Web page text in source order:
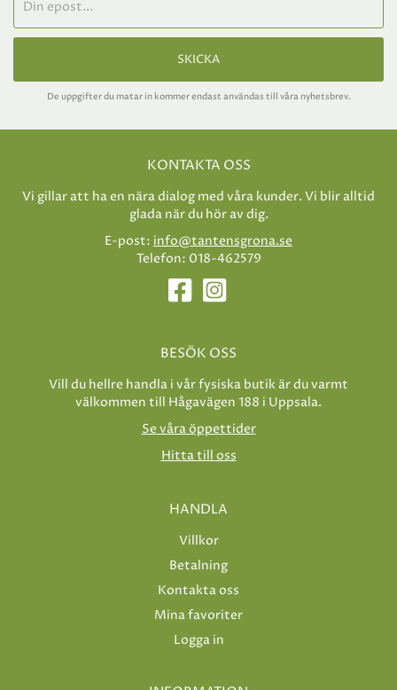
SKICKA
De uppgifter du matar in kommer endast användas till våra nyhetsbrev.
KONTAKTA OSS
Vi gillar att ha en nära dialog med våra kunder. Vi blir alltid
glada när du hör av dig.
E-post: info@tantensgrona.se
Telefon: 018-462579
BESÖK OSS
Vill du hellre handla i vår fysiska butik är du varmt
välkommen till Hågavägen 188 i Uppsala.
Se våra öppettider
Hitta till oss
HANDLA
Villkor
Betalning
Kontakta oss
Mina favoriter
Logga in